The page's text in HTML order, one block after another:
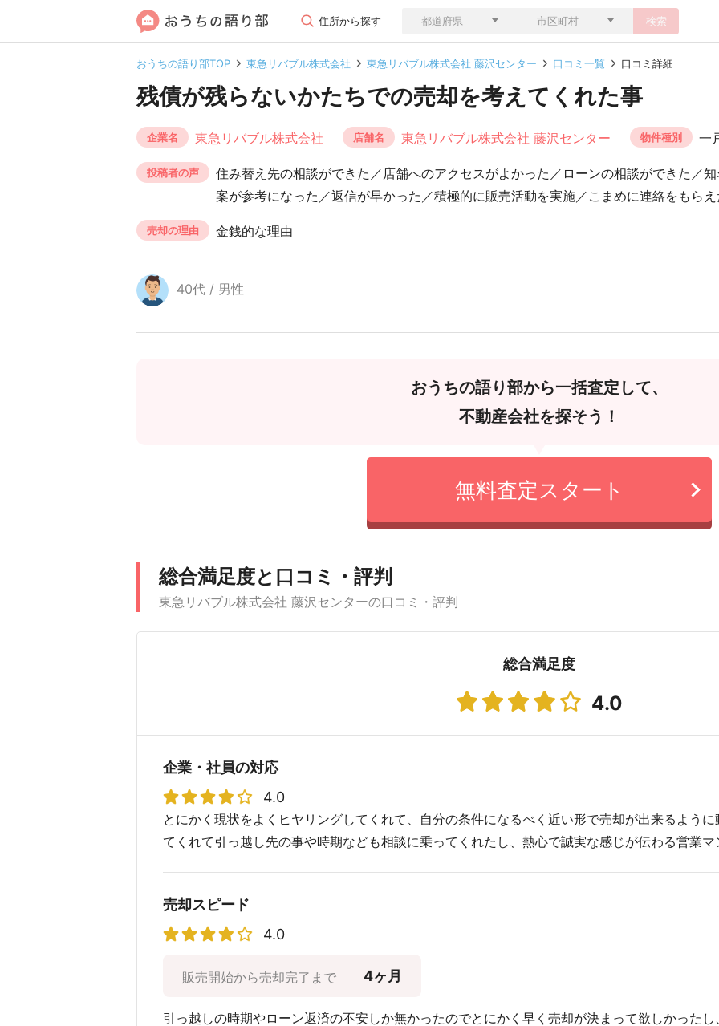
住所から探す 検索
おうちの語り部TOP 東急リバブル株式会社 東急リバブル株式会社 藤沢センター 口コミ一覧 口コミ詳細
残債が残らないかたちでの売却を考えてくれた事
企業名 東急リバブル株式会社 店舗名 東急リバブル株式会社 藤沢センター 物件種別 一
投稿者の声
住み替え先の相談ができた／店舗へのアクセスがよかった／ローンの相談ができた／
案が参考になった／返信が早かった／積極的に販売活動を実施／こまめに連絡をもら
売却の理由 金銭的な理由
40代 / 男性
おうちの語り部から一括査定して、
不動産会社を探そう！
無料査定スタート
総合満足度と口コミ・評判
東急リバブル株式会社 藤沢センターの口コミ・評判
総合満足度
4.0
企業・社員の対応
4.0
とにかく現状をよくヒヤリングしてくれて、自分の条件になるべく近い形で売却が出来るよう
てくれて引っ越し先の事や時期なども相談に乗ってくれたし、熱心で誠実な感じが伝わる営業
売却スピード
4.0
販売開始から売却完了まで 4ヶ月
引っ越しの時期やローン返済の不安しか無かったのでとにかく早く売却が決まって欲しかった